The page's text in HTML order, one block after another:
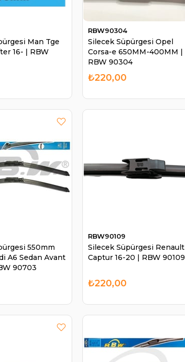
Man Tge
16- | RBW
Silecek Süpürgesi Opel
Corsa-e 650MM-400MM |
RBW 90304
RBW90304
₺220,00
550mm
A6 Sedan Avant
90703
Silecek Süpürgesi Renault
Captur 16-20 | RBW 90109
RBW90109
₺220,00